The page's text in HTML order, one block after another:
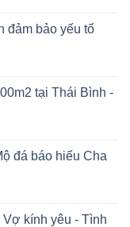
đảm bảo yếu tố
tại Thái Bình -
đá báo hiếu Cha
kính yêu - Tình